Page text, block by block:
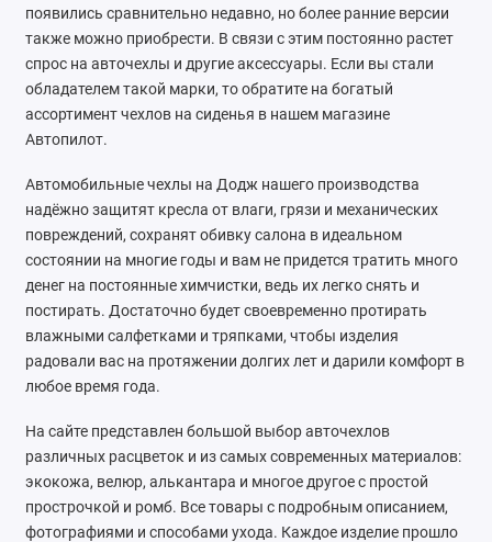
Evolute
FAW
Fiat
Great Wall
Haval
Hyundai
Isuzu
появились сравнительно недавно, но более ранние версии
также можно приобрести. В связи с этим постоянно растет
спрос на авточехлы и другие аксессуары. Если вы стали
обладателем такой марки, то обратите на богатый
ассортимент чехлов на сиденья в нашем магазине
Автопилот.
Автомобильные чехлы на Додж нашего производства
надёжно защитят кресла от влаги, грязи и механических
повреждений, сохранят обивку салона в идеальном
состоянии на многие годы и вам не придется тратить много
денег на постоянные химчистки, ведь их легко снять и
постирать. Достаточно будет своевременно протирать
влажными салфетками и тряпками, чтобы изделия
радовали вас на протяжении долгих лет и дарили комфорт в
любое время года.
На сайте представлен большой выбор авточехлов
различных расцветок и из самых современных материалов:
экокожа, велюр, алькантара и многое другое с простой
прострочкой и ромб. Все товары с подробным описанием,
фотографиями и способами ухода. Каждое изделие прошло